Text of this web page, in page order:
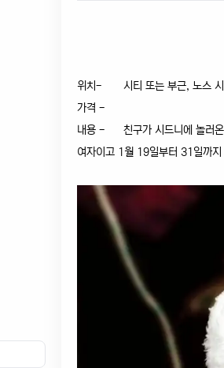
위치- 시티 또는 부근, 노스 시
가격 -
내용 - 친구가 시드니에 놀러온
여자이고 1월 19일부터 31일까지